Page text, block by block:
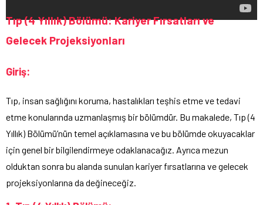
Tıp (4 Yıllık) Bölümü: Kariyer Fırsatları ve
Gelecek Projeksiyonları
Giriş:
Tıp, insan sağlığını koruma, hastalıkları teşhis etme ve tedavi
etme konularında uzmanlaşmış bir bölümdür. Bu makalede, Tıp (4
Yıllık) Bölümü’nün temel açıklamasına ve bu bölümde okuyacaklar
için genel bir bilgilendirmeye odaklanacağız. Ayrıca mezun
olduktan sonra bu alanda sunulan kariyer fırsatlarına ve gelecek
projeksiyonlarına da değineceğiz.